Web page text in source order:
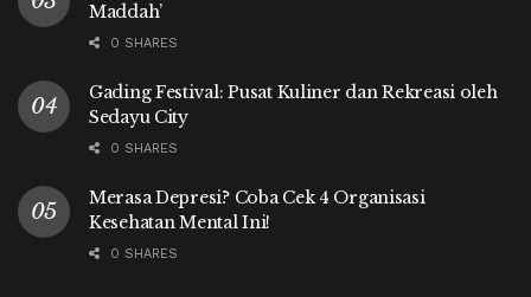
Maddah’
0 SHARES
Gading Festival: Pusat Kuliner dan Rekreasi oleh
Sedayu City
0 SHARES
Merasa Depresi? Coba Cek 4 Organisasi
Kesehatan Mental Ini!
0 SHARES